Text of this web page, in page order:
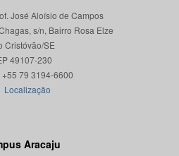
José Aloísio de Campos
s/n, Bairro Rosa Elze
Cristóvão/SE
49107-230
Localização
Aracaju